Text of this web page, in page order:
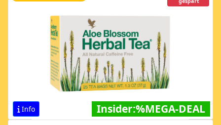
Info Insider:%MEGA-DEAL